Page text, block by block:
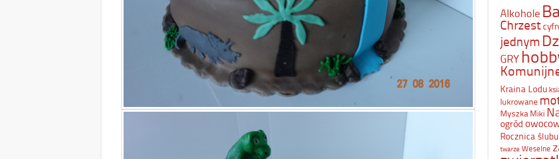
Alkohole
Chrzest
jednym
GRY
Kraina Lodu
lukrowane
Myszka Miki
ogród
Rocznica ślubu
twarze Weselne